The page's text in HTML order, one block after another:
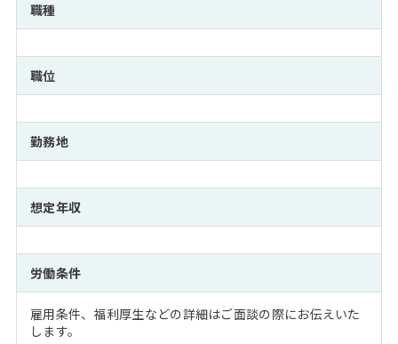
職種
職位
勤務地
想定年収
労働条件
雇用条件、福利厚生などの詳細はご面談の際にお伝えいた
します。